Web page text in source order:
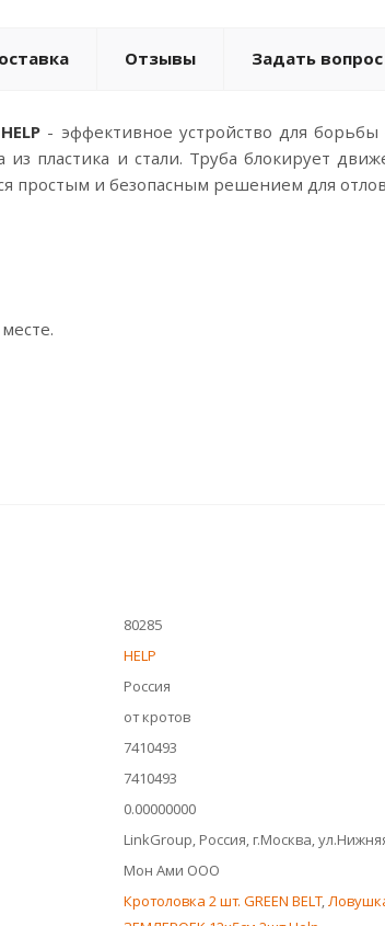
Отзывы Задать вопрос
- эффективное устройство для
пластика и стали. Труба блокирует
простым и безопасным решением для
80285
HELP
Россия
от кротов
7410493
7410493
0.00000000
LinkGroup, Россия, г.Москва,
Мон Ами ООО
Кротоловка 2 шт. GREEN BELT,